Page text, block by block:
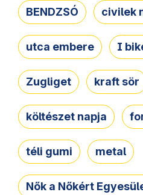
BENDZSÓ civilek
utca embere I
Zugliget kraft sör
költészet napja
téli gumi metal
Nők a Nőkért